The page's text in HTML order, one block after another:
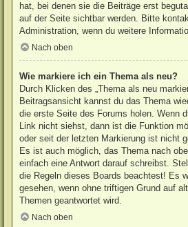
hat, bei denen sie die Beiträge erst
auf der Seite sichtbar werden. Bitte
Administration, wenn du weitere
Nach oben
Wie markiere ich ein Thema als neu?
Durch Klicken des „Thema als neu
Beitragsansicht kannst du das Thema
die erste Seite des Forums holen. Wenn
Link nicht siehst, dann ist die Funktion
oder seit der letzten Markierung ist nicht
Es ist auch möglich, das Thema nach
einfach eine Antwort darauf schreibst.
die Regeln dieses Boards beachtest! Es
gesehen, wenn ohne triftigen Grund auf
Themen geantwortet wird.
Nach oben